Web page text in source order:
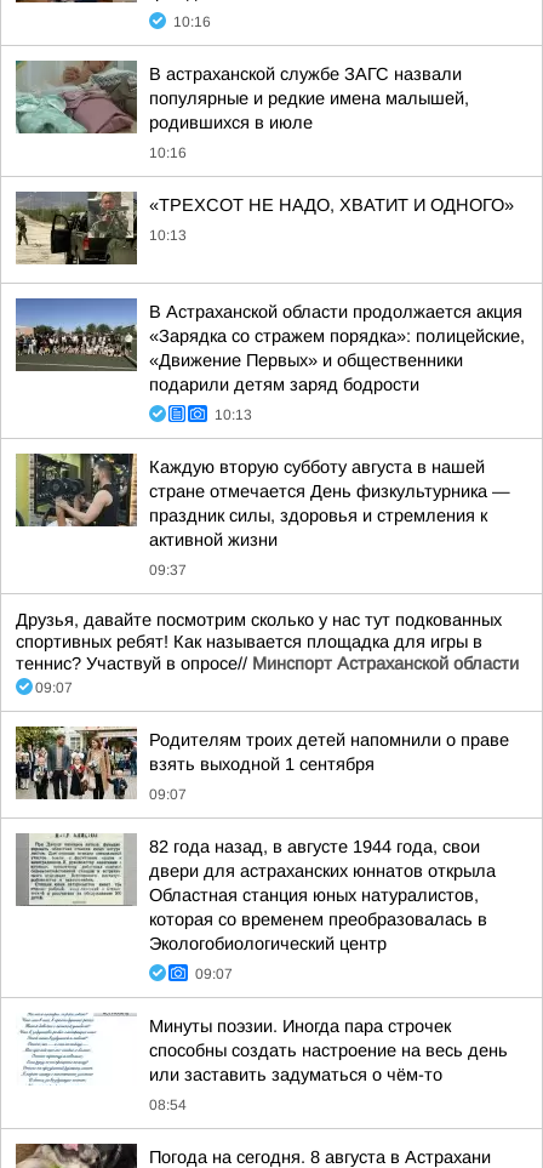
10:16
В астраханской службе ЗАГС назвали
популярные и редкие имена малышей,
родившихся в июле
10:16
«ТРЕХСОТ НЕ НАДО, ХВАТИТ И ОДНОГО»
10:13
В Астраханской области продолжается акция
«Зарядка со стражем порядка»: полицейские,
«Движение Первых» и общественники
подарили детям заряд бодрости
10:13
Каждую вторую субботу августа в нашей
стране отмечается День физкультурника —
праздник силы, здоровья и стремления к
активной жизни
09:37
Друзья, давайте посмотрим сколько у нас тут подкованных
спортивных ребят! Как называется площадка для игры в
теннис? Участвуй в опросе// Минспорт Астраханской области
09:07
Родителям троих детей напомнили о праве
взять выходной 1 сентября
09:07
82 года назад, в августе 1944 года, свои
двери для астраханских юннатов открыла
Областная станция юных натуралистов,
которая со временем преобразовалась в
Экологобиологический центр
09:07
Минуты поэзии. Иногда пара строчек
способны создать настроение на весь день
или заставить задуматься о чём-то
08:54
Погода на сегодня. 8 августа в Астрахани